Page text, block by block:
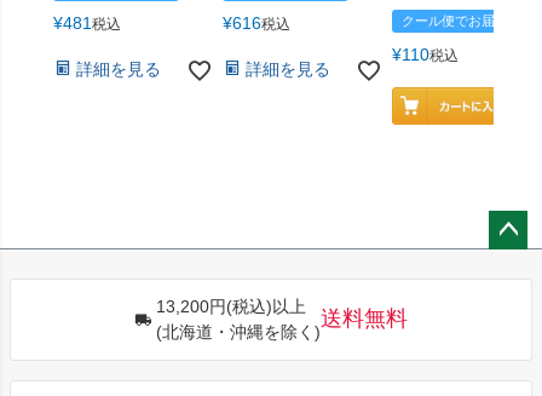
¥481税込
詳細を見る
¥616税込
詳細を見る
クール便でお届け
¥110税込
13,200円(税込)以上
(北海道・沖縄を除く)
送料無料